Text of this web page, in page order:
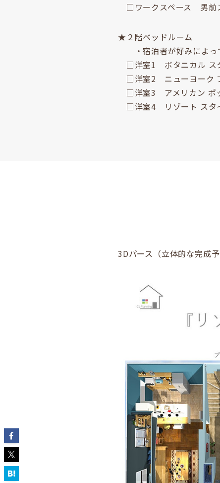
□ワークスペース 男前
★２階ベッドルーム
・宿泊者が好みによっ
□洋室1 ボタニカル ス
□洋室2 ニューヨーク
□洋室3 アメリカン ポ
□洋室4 リゾート スタ
3Dパース（立体的な完成